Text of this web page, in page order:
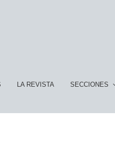
LA REVISTA SECCIONES